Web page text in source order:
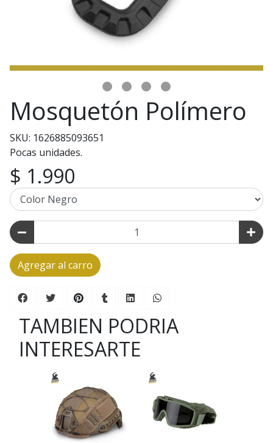
Mosquetón Polímero
SKU: 1626885093651
Pocas unidades.
$ 1.990
Agregar al carro
TAMBIEN PODRIA
INTERESARTE